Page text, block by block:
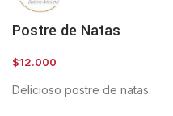
Postre de Natas
$12.000
Delicioso postre de natas.